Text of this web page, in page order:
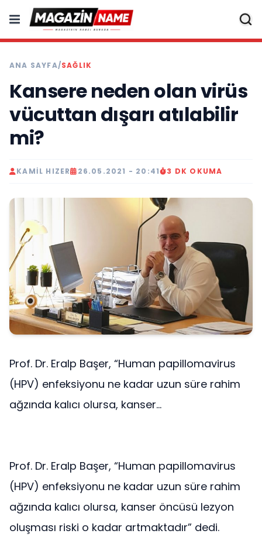
ANA SAYFA/SAĞLIK
Kansere neden olan virüs
vücuttan dışarı atılabilir
mi?
KAMIL HIZER 26.05.2021 - 20:41 3 DK OKUMA
Prof. Dr. Eralp Başer, “Human papillomavirus
(HPV) enfeksiyonu ne kadar uzun süre rahim
ağzında kalıcı olursa, kanser...
Prof. Dr. Eralp Başer, “Human papillomavirus
(HPV) enfeksiyonu ne kadar uzun süre rahim
ağzında kalıcı olursa, kanser öncüsü lezyon
oluşması riski o kadar artmaktadır” dedi.